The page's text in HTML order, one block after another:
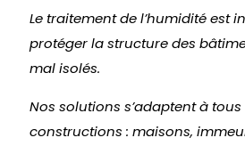
Le traitement de l’humidité est
protéger la structure des
mal isolés.
Nos solutions s’adaptent à
constructions : maisons,